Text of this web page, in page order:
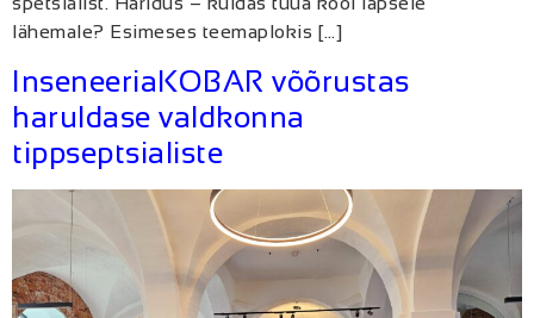
lähemale? Esimeses teemaplokis […]
InseneeriaKOBAR võõrustas
haruldase valdkonna
tippseptsialiste